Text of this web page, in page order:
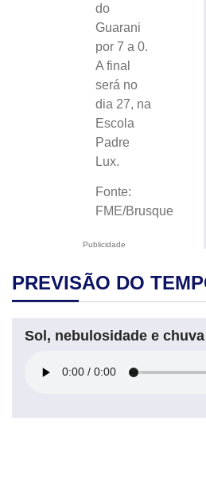
Publicidade
do
Guarani
por 7 a 0.
A final
será no
dia 27, na
Escola
Padre
Lux.
Fonte:
FME/Brusque
PREVISÃO DO
Sol, nebulosidade e